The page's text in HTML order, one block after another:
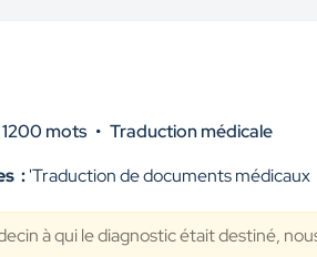
1200 mots • Traduction médicale
:'Traduction de documents médicaux
à qui le diagnostic était destiné,